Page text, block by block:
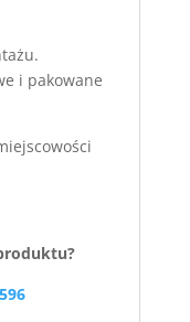
i pakowane